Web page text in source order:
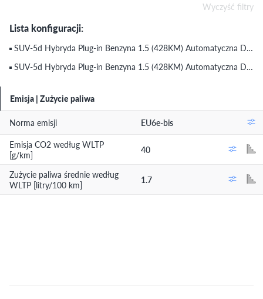
Wyczyść filtry
Lista konfiguracji:
SUV-5d Hybryda Plug-in Benzyna 1.5 (428KM) Automatyczna DHT-3 Prestige AWD (2025) (do 30.05.2026)
SUV-5d Hybryda Plug-in Benzyna 1.5 (428KM) Automatyczna DHT-3 Prestige AWD (2026)
Emisja | Zużycie paliwa
Norma emisji
EU6e-bis
Emisja CO2 według WLTP
[g/km]
40
Zużycie paliwa średnie według
WLTP [litry/100 km]
1.7